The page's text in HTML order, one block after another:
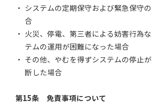
システムの定期保守および緊急保守
合
火災、停電、第三者による妨害行為
テムの運用が困難になった場合
その他、やむを得ずシステムの停止
断した場合
第15条 免責事項について